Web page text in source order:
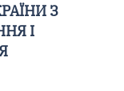
З
І